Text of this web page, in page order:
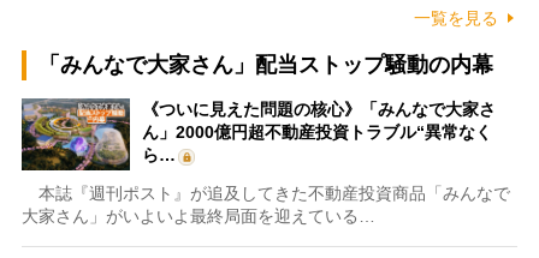
一覧を見る
「みんなで大家さん」配当ストップ騒動の内幕
《ついに見えた問題の核心》「みんなで大家さ
ん」2000億円超不動産投資トラブル“異常なく
ら…
本誌『週刊ポスト』が追及してきた不動産投資商品「みんなで
大家さん」がいよいよ最終局面を迎えている…